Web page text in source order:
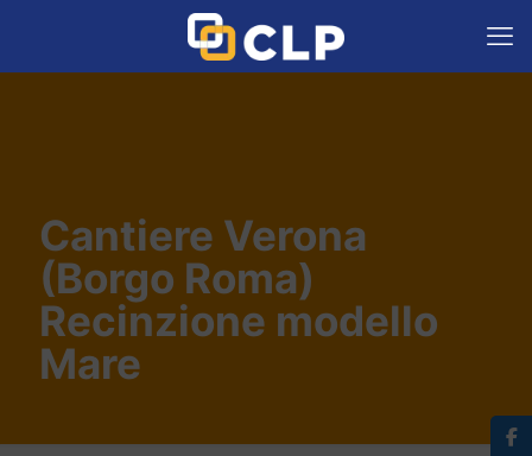
Cantiere Verona
(Borgo Roma)
Recinzione modello
Mare